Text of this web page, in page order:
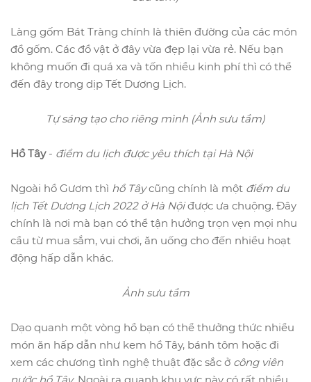
Làng gốm Bát Tràng chính là thiên đường của các món
đồ gốm. Các đồ vật ở đây vừa đẹp lại vừa rẻ. Nếu bạn
không muốn đi quá xa và tốn nhiều kinh phí thì có thể
đến đây trong dịp Tết Dương Lịch.
Tự sáng tạo cho riêng mình (Ảnh sưu tầm)
Hồ Tây- điểm du lịch được yêu thích tại Hà Nội
Ngoài hồ Gươm thì hồ Tâycũng chính là một điểm du
lịch Tết Dương Lịch 2022 ở Hà Nộiđược ưa chuộng. Đây
chính là nơi mà bạn có thể tận hưởng trọn vẹn mọi nhu
cầu từ mua sắm, vui chơi, ăn uống cho đến nhiều hoạt
động hấp dẫn khác.
Ảnh sưu tầm
Dạo quanh một vòng hồ bạn có thể thưởng thức nhiều
món ăn hấp dẫn như kem hồ Tây, bánh tôm hoặc đi
xem các chương tình nghệ thuật đặc sắc ở công viên
nước hồ Tây. Ngoài ra quanh khu vực này có rất nhiều